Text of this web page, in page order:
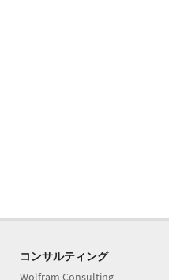
コンサルティング
Wolfram Consulting